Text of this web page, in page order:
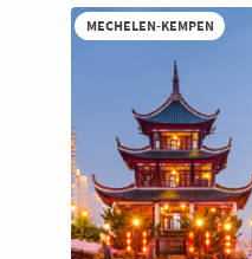
Hermans
(Miko)
Lokaal
Midden
Kempen
MECHELEN-KEMPEN